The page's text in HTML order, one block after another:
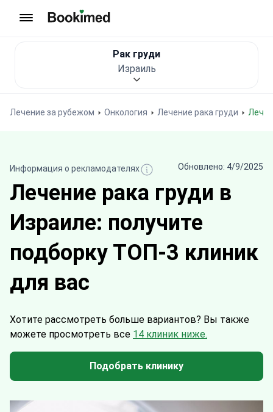
Лечение за рубежом Онкология Лечение рака груди
Рак груди
Израиль
Информация о рекламодателях Обновлено: 4/9/2025
Лечение рака груди в
Израиле: получите
подборку ТОП-3 клиник
для вас
Хотите рассмотреть больше вариантов? Вы также
можете просмотреть все 14 клиник ниже.
Подобрать клинику